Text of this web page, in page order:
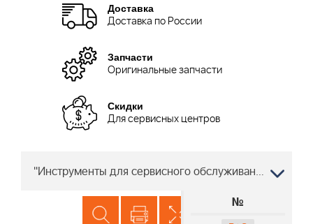
Доставка
Доставка по России
Запчасти
Оригинальные запчасти
Скидки
Для сервисных центров
"Инструменты для сервисного обслуживания ХУСКВАРНА 265 ACX, 2012-12 "
№